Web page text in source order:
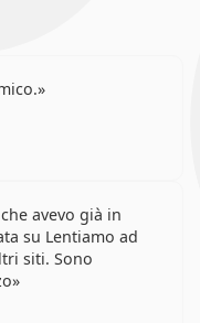
avevo già in
su Lentiamo ad
siti. Sono